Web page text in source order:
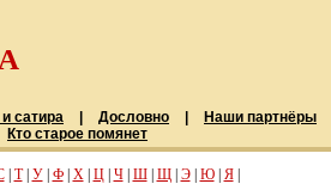
сатира Дословно Наши партнёры
Кто старое помянет
| Т| У| Ф| Х| Ц| Ч| Ш| Щ| Э| Ю| Я|